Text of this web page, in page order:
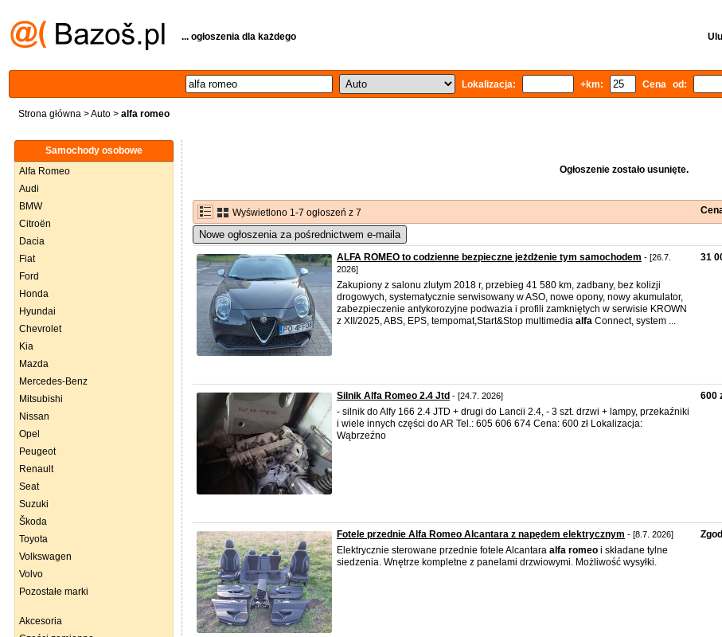
... ogłoszenia dla każdego
Lokalizacja: +km: Cena od:
Strona główna >Auto > alfa romeo
Samochody osobowe
Alfa Romeo
Audi
BMW
Citroën
Dacia
Fiat
Ford
Honda
Hyundai
Chevrolet
Kia
Mazda
Mercedes-Benz
Mitsubishi
Nissan
Opel
Peugeot
Renault
Seat
Suzuki
Škoda
Toyota
Volkswagen
Volvo
Pozostałe marki
Akcesoria
Ogłoszenie zostało usunięte.
Wyświetlono 1-7 ogłoszeń z 7
Nowe ogłoszenia za pośrednictwem e-maila
ALFA ROMEO to codzienne bezpieczne jeżdżenie tym samochodem - [26.7.
2026]
Zakupiony z salonu zlutym 2018 r, przebieg 41 580 km, zadbany, bez kolizji
drogowych, systematycznie serwisowany w ASO, nowe opony, nowy akumulator,
zabezpieczenie antykorozyjne podwazia i profili zamkniętych w serwisie KROWN
z XII/2025, ABS, EPS, tempomat,Start&Stop multimedia alfa Connect, system ...
31
Silnik Alfa Romeo 2.4 Jtd - [24.7. 2026]
- silnik do Alfy 166 2.4 JTD + drugi do Lancii 2.4, - 3 szt. drzwi + lampy, przekaźniki
i wiele innych części do AR Tel.: 605 606 674 Cena: 600 zł Lokalizacja:
Wąbrzeźno
600
Fotele przednie Alfa Romeo Alcantara z napędem elektrycznym - [8.7. 2026]
Elektrycznie sterowane przednie fotele Alcantara alfa romeo i składane tylne
siedzenia. Wnętrze kompletne z panelami drzwiowymi. Możliwość wysyłki.